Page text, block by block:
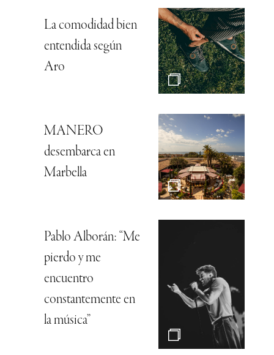
La comodidad bien
entendida según
Aro
MANERO
desembarca en
Marbella
Pablo Alborán: “Me
pierdo y me
encuentro
constantemente en
la música”